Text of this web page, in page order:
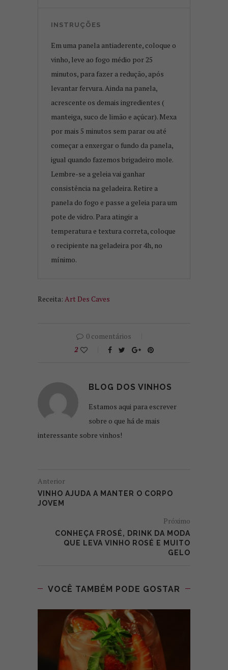
INSTRUÇÕES
Em uma panela antiaderente, coloque o
vinho, leve ao fogo médio por 25
minutos, para fazer a redução, após
levantar fervura. Ainda na panela,
acrescente os demais ingredientes (
manteiga, suco de limão e açúcar). Mexa
por mais 5 minutos sem parar ou até
começar a enxergar o fundo da panela,
igual quando fazemos brigadeiro mole.
Lembre-se a geleia vai ganhar
consistência na geladeira. Retire a
panela do fogo e passe a geleia para um
pote de vidro. Para atingir a
temperatura e textura correta, coloque
o recipiente na geladeira por 4h, no
mínimo.
Receita: Art Des Caves
0 comentários
2
BLOG DOS VINHOS
Estamos aqui para escrever
sobre o que há de mais
interessante sobre vinhos!
Anterior
VINHO AJUDA A MANTER O CORPO
JOVEM
Próximo
CONHEÇA FROSÉ, DRINK DA MODA
QUE LEVA VINHO ROSÉ E MUITO
GELO
VOCÊ TAMBÉM PODE GOSTAR